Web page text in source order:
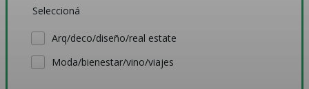
Seleccioná
Arq/deco/diseño/real estate
Moda/bienestar/vino/viajes